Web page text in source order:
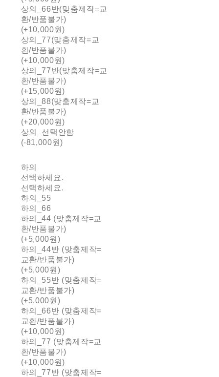
상의_66반(맞춤제작=교
환/반품불가)
(+10,000원)
상의_77(맞춤제작=교
환/반품불가)
(+10,000원)
상의_77반(맞춤제작=교
환/반품불가)
(+15,000원)
상의_88(맞춤제작=교
환/반품불가)
(+20,000원)
상의_선택안함
(-81,000원)
하의
선택하세요.
선택하세요.
하의_55
하의_66
하의_44 (맞춤제작=교
환/반품불가)
(+5,000원)
하의_44반 (맞춤제작=
교환/반품불가)
(+5,000원)
하의_55반 (맞춤제작=
교환/반품불가)
(+5,000원)
하의_66반 (맞춤제작=
교환/반품불가)
(+10,000원)
하의_77 (맞춤제작=교
환/반품불가)
(+10,000원)
하의_77반 (맞춤제작=